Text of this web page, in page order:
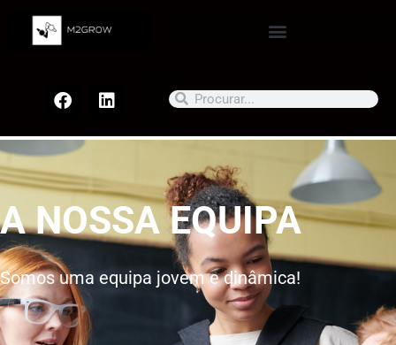
Parceiros
A NOSSA EQUIPA
Somos uma equipa jovem e dinâmica!